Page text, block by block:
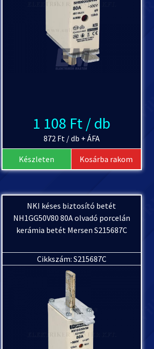
1 108 Ft / db
872 Ft / db + ÁFA
Készleten Kosárba rakom
NKI késes biztosító betét
NH1GG50V80 80A olvadó porcelán
kerámia betét Mersen S215687C
Cikkszám: S215687C